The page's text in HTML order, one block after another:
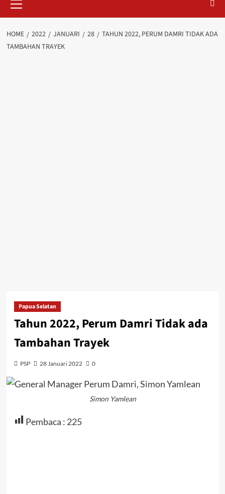
Menu
HOME 2022 JANUARI 28
TAHUN 2022, PERUM DAMRI TIDAK ADA
TAMBAHAN TRAYEK
Papua Selatan
Tahun 2022, Perum Damri Tidak ada
Tambahan Trayek
PSP 28 Januari 2022 0
Simon Yamlean
Pembaca : 225